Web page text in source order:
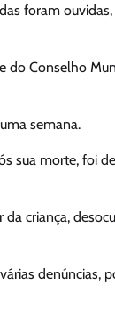
foram
do Conselho
semana.
sua morte, foi
criança,
denúncias,